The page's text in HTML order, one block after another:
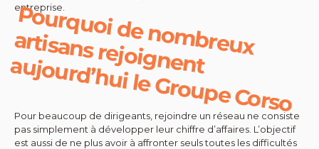
entreprise.
P
o
u
rq
u
o
i d
e
n
o
m
b
re
u
x
a
rtis
a
n
s
re
jo
ig
n
e
n
t a
u
jo
u
rd
’h
u
i le
G
ro
u
p
e
C
o
rs
o
Pour beaucoup de dirigeants, rejoindre un réseau ne consiste
pas simplement à développer leur chiffre d’affaires. L’objectif
est aussi de ne plus avoir à affronter seuls toutes les difficultés